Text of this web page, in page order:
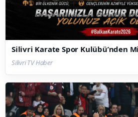
Silivri Karate Spor Kulübü’nden
Silivri TV Haber